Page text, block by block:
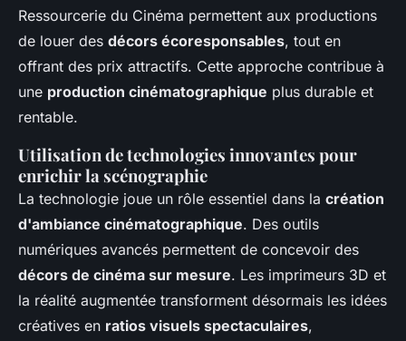
Ressourcerie du Cinéma permettent aux productions
de louer des décors écoresponsables, tout en
offrant des prix attractifs. Cette approche contribue à
une production cinématographique plus durable et
rentable.
Utilisation de technologies innovantes pour
enrichir la scénographie
La technologie joue un rôle essentiel dans la création
d'ambiance cinématographique. Des outils
numériques avancés permettent de concevoir des
décors de cinéma sur mesure. Les imprimeurs 3D et
la réalité augmentée transforment désormais les idées
créatives en ratios visuels spectaculaires,